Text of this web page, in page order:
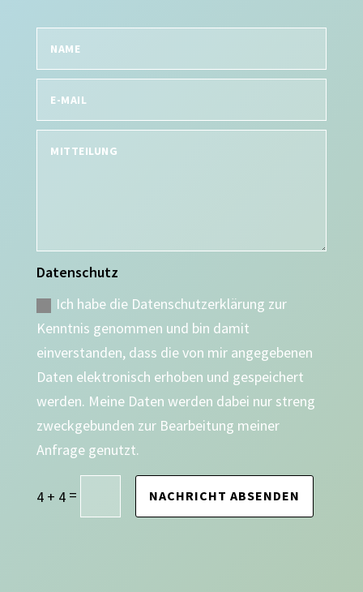
Datenschutz
Ich habe die Datenschutzerklärung zur
Kenntnis genommen und bin damit
einverstanden, dass die von mir angegebenen
Daten elektronisch erhoben und gespeichert
werden. Meine Daten werden dabei nur streng
zweckgebunden zur Bearbeitung meiner
Anfrage genutzt.
4 + 4 = NACHRICHT ABSENDEN